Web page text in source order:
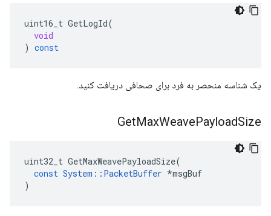
uint16_t GetLogId(
void
) const
یک شناسه منحصر به فرد برای صحافی دریافت کنید.
GetMaxWeavePayloadSize
uint32_t GetMaxWeavePayloadSize(
const System :: PacketBuffer *msgBuf
)